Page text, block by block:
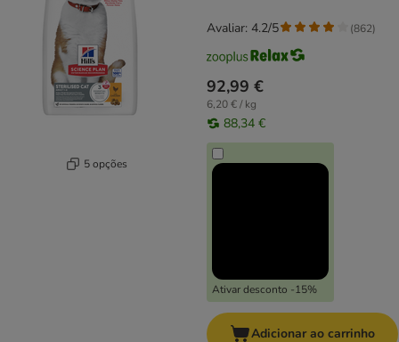
5 opções
92,99 €
6,20 € / kg
88,34 €
Ativar desconto -15%
Avaliar: 4.2/5 (862)
Adicionar ao carrinho